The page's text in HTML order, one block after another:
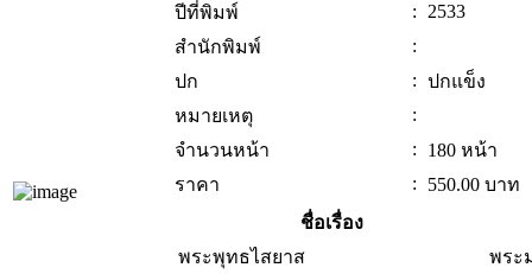
ปีที่พิมพ์
: 2533
สำนักพิมพ์
:
ปก
: ปกแข็ง
หมายเหตุ
:
จำนวนหน้า
:
180 หน้า
ราคา
: 550.00 บาท
ชื่อเรื่อง
พระพุทธไสยาส
พระ